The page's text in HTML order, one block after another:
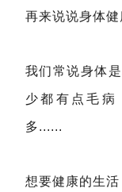
再来说说身体健
我们常说身体
少都有点毛病
多......
想要健康的生活